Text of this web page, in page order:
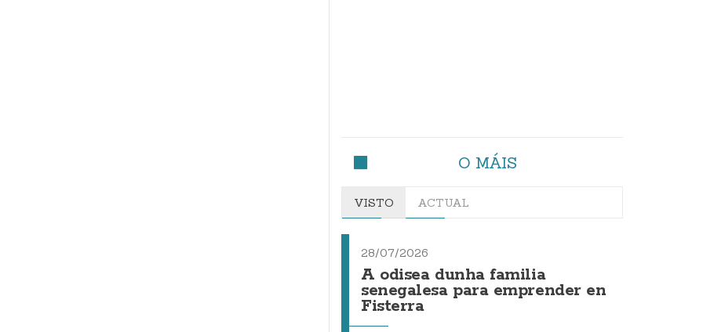
O MÁIS
VISTO ACTUAL
28/07/2026
A odisea dunha familia
senegalesa para emprender en
Fisterra